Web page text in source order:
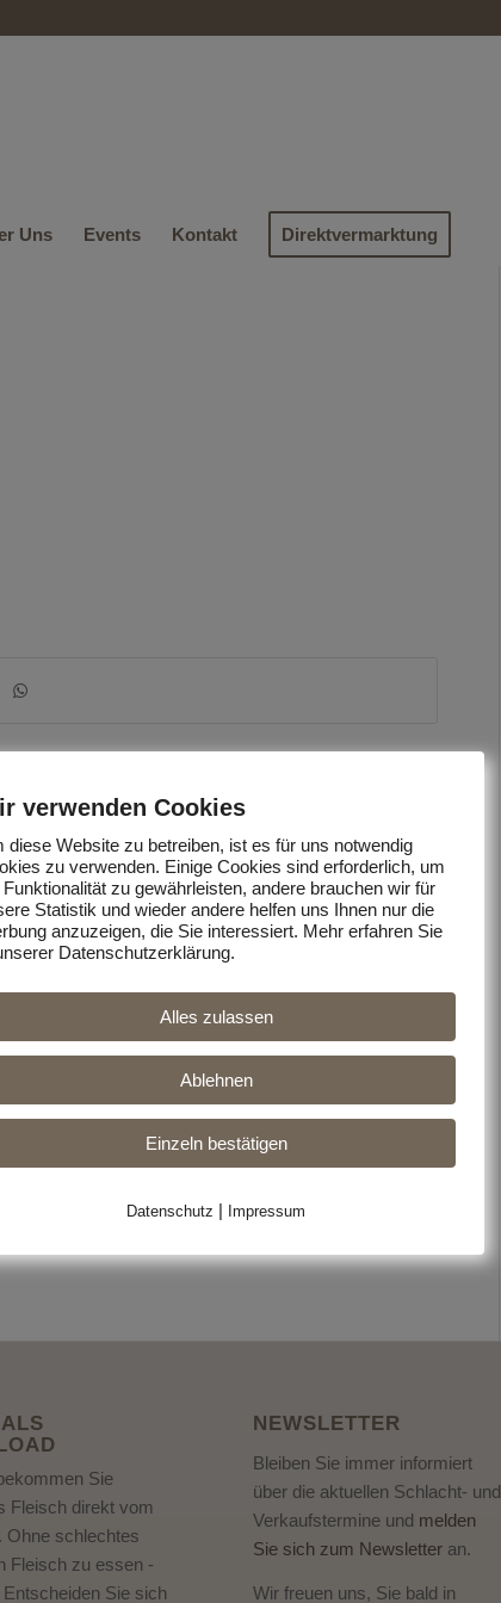
Uns Events Kontakt Direktvermarktung
Sie
Fleisch direkt vom
Ohne schlechtes
Fleisch zu essen -
Sie sich
NEWSLETTER
Bleiben Sie immer informiert
über die aktuellen Schlacht- und
Verkaufstermine und melden
Sie sich zum Newsletteran.
Wir freuen uns, Sie bald in
verwenden Cookies
diese Website zu betreiben, ist es für uns notwendig
zu verwenden. Einige Cookies sind erforderlich, um
Funktionalität zu gewährleisten, andere brauchen wir für
Statistik und wieder andere helfen uns Ihnen nur die
anzuzeigen, die Sie interessiert. Mehr erfahren Sie
Datenschutzerklärung.
Alles zulassen
Ablehnen
Einzeln bestätigen
Datenschutz | Impressum